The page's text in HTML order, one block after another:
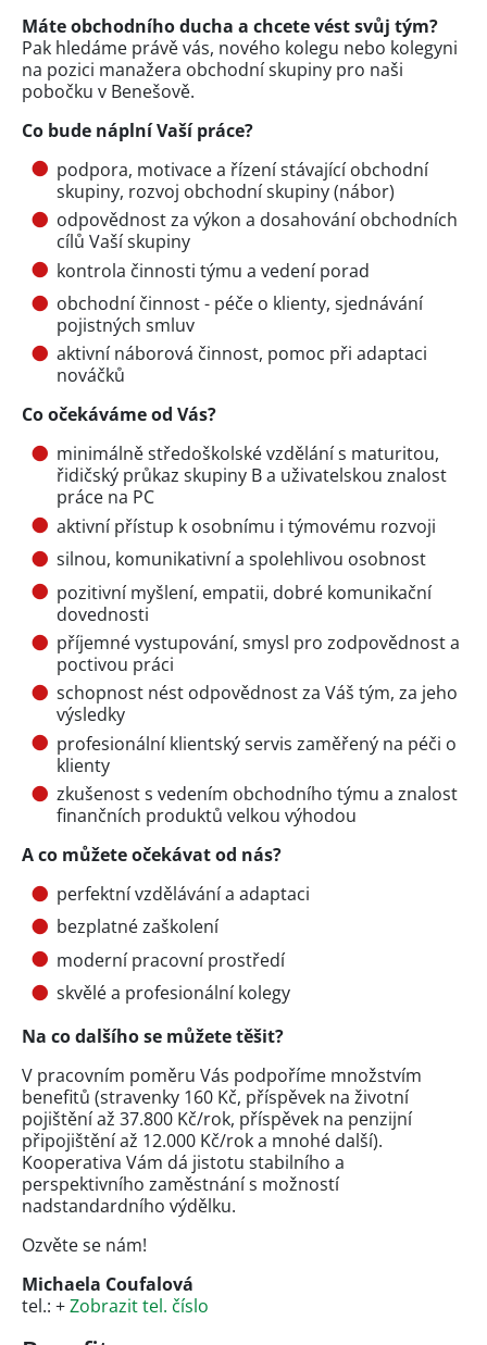
Máte obchodního ducha a chcete vést svůj tým?
Pak hledáme právě vás, nového kolegu nebo kolegyni
na pozici manažera obchodní skupiny pro naši
pobočku v Benešově.
Co bude náplní Vaší práce?
podpora, motivace a řízení stávající obchodní
skupiny, rozvoj obchodní skupiny (nábor)
odpovědnost za výkon a dosahování obchodních
cílů Vaší skupiny
kontrola činnosti týmu a vedení porad
obchodní činnost - péče o klienty, sjednávání
pojistných smluv
aktivní náborová činnost, pomoc při adaptaci
nováčků
Co očekáváme od Vás?
minimálně středoškolské vzdělání s maturitou,
řidičský průkaz skupiny B a uživatelskou znalost
práce na PC
aktivní přístup k osobnímu i týmovému rozvoji
silnou, komunikativní a spolehlivou osobnost
pozitivní myšlení, empatii, dobré komunikační
dovednosti
příjemné vystupování, smysl pro zodpovědnost a
poctivou práci
schopnost nést odpovědnost za Váš tým, za jeho
výsledky
profesionální klientský servis zaměřený na péči o
klienty
zkušenost s vedením obchodního týmu a znalost
finančních produktů velkou výhodou
A co můžete očekávat od nás?
perfektní vzdělávání a adaptaci
bezplatné zaškolení
moderní pracovní prostředí
skvělé a profesionální kolegy
Na co dalšího se můžete těšit?
V pracovním poměru Vás podpoříme množstvím
benefitů (stravenky 160 Kč, příspěvek na životní
pojištění až 37.800 Kč/rok, příspěvek na penzijní
připojištění až 12.000 Kč/rok a mnohé další).
Kooperativa Vám dá jistotu stabilního a
perspektivního zaměstnání s možností
nadstandardního výdělku.
Ozvěte se nám!
Michaela Coufalová
tel.: +Zobrazit tel. číslo